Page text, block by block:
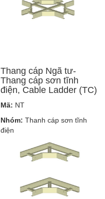
Thang cáp Ngã tư-
Thang cáp sơn tĩnh
điện, Cable Ladder (TC)
Mã: NT
Nhóm: Thanh cáp sơn tĩnh
điện